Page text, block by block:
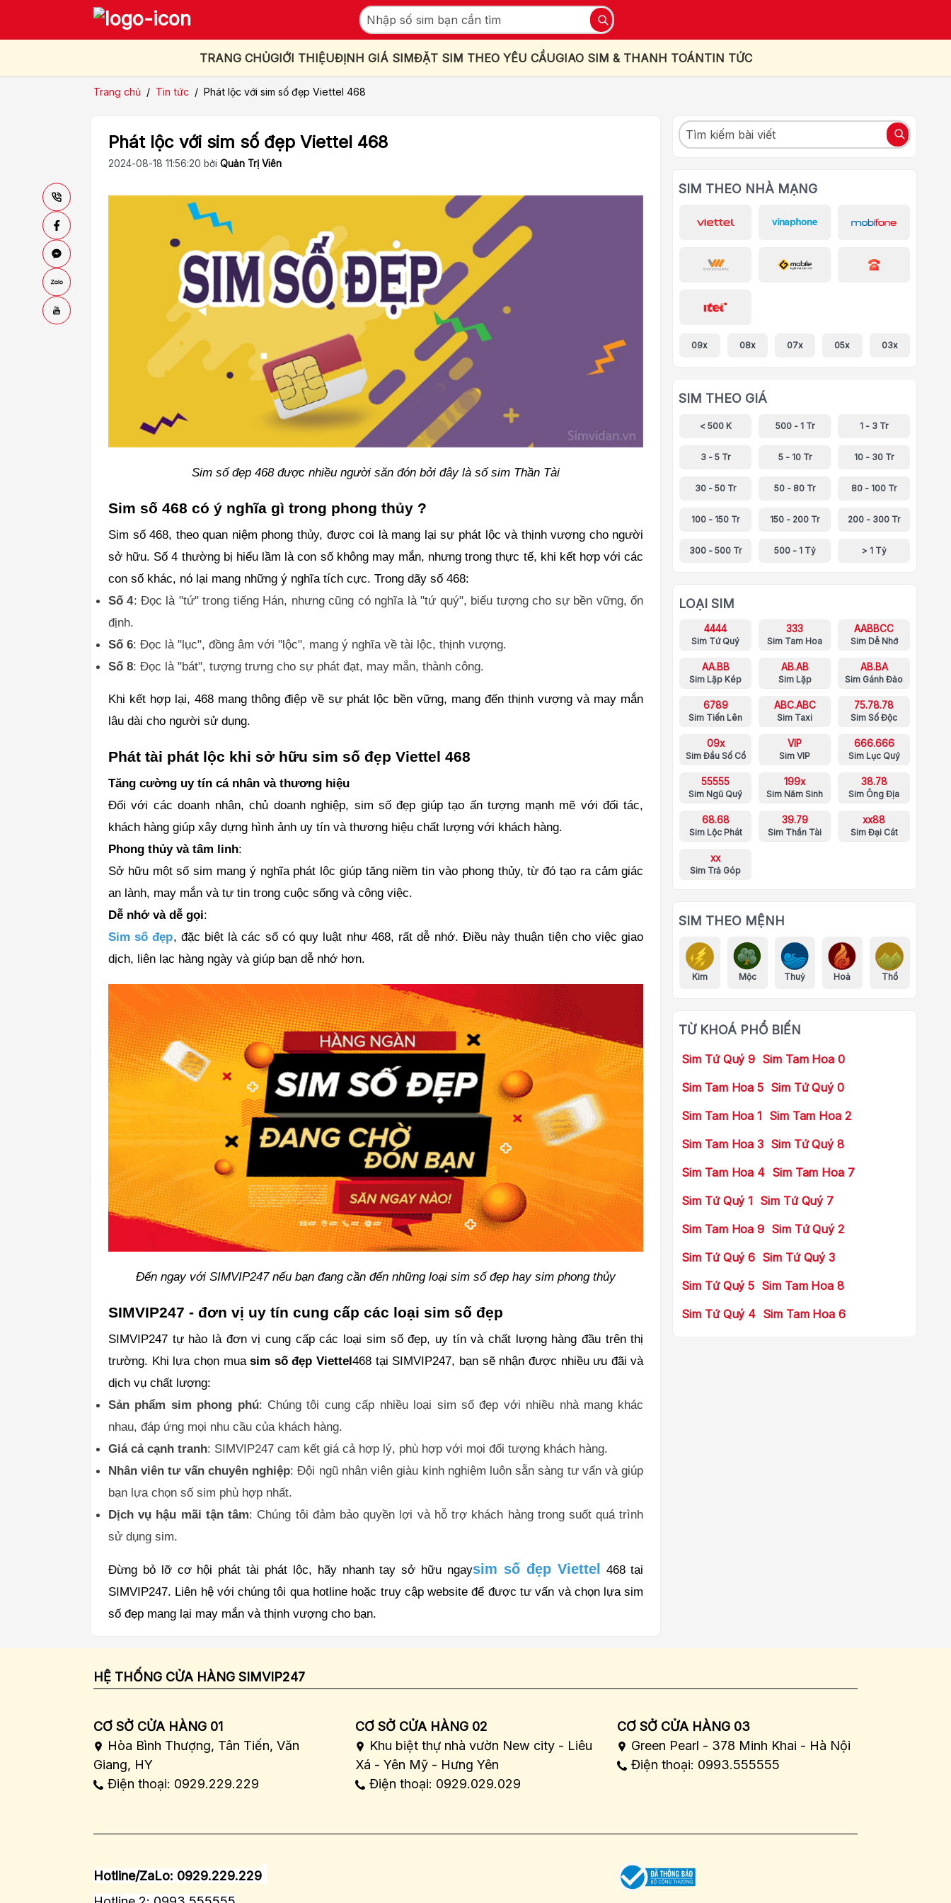
TRANG CHỦGIỚI THIỆUĐỊNH GIÁ SIMĐẶT SIM THEO YÊU CẦUGIAO SIM & THANH TOÁNTIN TỨC
Trang chủ / Tin tức / Phát lộc với sim số đẹp Viettel 468
Phát lộc với sim số đẹp Viettel 468
2024-08-18 11:56:20 bởi Quản Trị Viên
Sim số đẹp 468 được nhiều người săn đón bởi đây là số sim Thần Tài
Sim số 468 có ý nghĩa gì trong phong thủy ?
Sim số 468, theo quan niệm phong thủy, được coi là mang lại sự phát lộc và thịnh vượng cho người
sở hữu. Số 4 thường bị hiểu lầm là con số không may mắn, nhưng trong thực tế, khi kết hợp với các
con số khác, nó lại mang những ý nghĩa tích cực. Trong dãy số 468:
Số 4: Đọc là "tứ" trong tiếng Hán, nhưng cũng có nghĩa là "tứ quý", biểu tượng cho sự bền vững, ổn
định.
Số 6: Đọc là "lục", đồng âm với "lộc", mang ý nghĩa về tài lộc, thịnh vượng.
Số 8: Đọc là "bát", tượng trưng cho sự phát đạt, may mắn, thành công.
Khi kết hợp lại, 468 mang thông điệp về sự phát lộc bền vững, mang đến thịnh vượng và may mắn
lâu dài cho người sử dụng.
Phát tài phát lộc khi sở hữu sim số đẹp Viettel 468
Tăng cường uy tín cá nhân và thương hiệu
Đối với các doanh nhân, chủ doanh nghiệp, sim số đẹp giúp tạo ấn tượng mạnh mẽ với đối tác,
khách hàng giúp xây dựng hình ảnh uy tín và thương hiệu chất lượng với khách hàng.
Phong thủy và tâm linh:
Sở hữu một số sim mang ý nghĩa phát lộc giúp tăng niềm tin vào phong thủy, từ đó tạo ra cảm giác
an lành, may mắn và tự tin trong cuộc sống và công việc.
Dễ nhớ và dễ gọi:
Sim số đẹp, đặc biệt là các số có quy luật như 468, rất dễ nhớ. Điều này thuận tiện cho việc giao
dịch, liên lạc hàng ngày và giúp bạn dễ nhớ hơn.
Đến ngay với SIMVIP247 nếu bạn đang cần đến những loại sim số đẹp hay sim phong thủy
SIMVIP247 - đơn vị uy tín cung cấp các loại sim số đẹp
SIMVIP247 tự hào là đơn vị cung cấp các loại sim số đẹp, uy tín và chất lượng hàng đầu trên thị
trường. Khi lựa chọn muasim số đẹp Viettel468 tại SIMVIP247, bạn sẽ nhận được nhiều ưu đãi và
dịch vụ chất lượng:
Sản phẩm sim phong phú: Chúng tôi cung cấp nhiều loại sim số đẹp với nhiều nhà mạng khác
nhau, đáp ứng mọi nhu cầu của khách hàng.
Giá cả cạnh tranh: SIMVIP247 cam kết giá cả hợp lý, phù hợp với mọi đối tượng khách hàng.
Nhân viên tư vấn chuyên nghiệp: Đội ngũ nhân viên giàu kinh nghiệm luôn sẵn sàng tư vấn và giúp
bạn lựa chọn số sim phù hợp nhất.
Dịch vụ hậu mãi tận tâm: Chúng tôi đảm bảo quyền lợi và hỗ trợ khách hàng trong suốt quá trình
sử dụng sim.
Đừng bỏ lỡ cơ hội phát tài phát lộc, hãy nhanh tay sở hữu ngaysim số đẹp Viettel
468 tại
SIMVIP247. Liên hệ với chúng tôi qua hotline hoặc truy cập website để được tư vấn và chọn lựa sim
số đẹp mang lại may mắn và thịnh vượng cho bạn.
SIM THEO NHÀ MẠNG
09x 08x 07x 05x 03x
SIM THEO GIÁ
< 500 K 500 - 1 Tr 1 - 3 Tr
3 - 5 Tr 5 - 10 Tr 10 - 30 Tr
30 - 50 Tr 50 - 80 Tr 80 - 100 Tr
100 - 150 Tr 150 - 200 Tr 200 - 300 Tr
300 - 500 Tr 500 - 1 Tỷ > 1 Tỷ
LOẠI SIM
4444
Sim Tứ Quý
333
Sim Tam Hoa
AABBCC
Sim Dễ Nhớ
AA.BB
Sim Lặp Kép
AB.AB
Sim Lặp
AB.BA
Sim Gánh Đảo
6789
Sim Tiến Lên
ABC.ABC
Sim Taxi
75.78.78
Sim Số Độc
09x
Sim Đầu Số Cổ
VIP
Sim VIP
666.666
Sim Lục Quý
55555
Sim Ngũ Quý
199x
Sim Năm Sinh
38.78
Sim Ông Địa
68.68
Sim Lộc Phát
39.79
Sim Thần Tài
xx88
Sim Đại Cát
xx
Sim Trả Góp
SIM THEO MỆNH
Kim Mộc Thuỷ Hoả Thổ
TỪ KHOÁ PHỔ BIẾN
Sim Tứ Quý 9 Sim Tam Hoa 0
Sim Tam Hoa 5 Sim Tứ Quý 0
Sim Tam Hoa 1 Sim Tam Hoa 2
Sim Tam Hoa 3 Sim Tứ Quý 8
Sim Tam Hoa 4 Sim Tam Hoa 7
Sim Tứ Quý 1 Sim Tứ Quý 7
Sim Tam Hoa 9 Sim Tứ Quý 2
Sim Tứ Quý 6 Sim Tứ Quý 3
Sim Tứ Quý 5 Sim Tam Hoa 8
Sim Tứ Quý 4 Sim Tam Hoa 6
HỆ THỐNG CỬA HÀNG SIMVIP247
CƠ SỞ CỬA HÀNG 01
Hòa Bình Thượng, Tân Tiến, Văn
Giang, HY
Điện thoại: 0929.229.229
CƠ SỞ CỬA HÀNG 02
Khu biệt thự nhà vườn New city - Liêu
Xá - Yên Mỹ - Hưng Yên
Điện thoại: 0929.029.029
CƠ SỞ CỬA HÀNG 03
Green Pearl - 378 Minh Khai - Hà Nội
Điện thoại: 0993.555555
Hotline/ZaLo: 0929.229.229